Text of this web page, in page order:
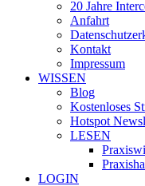
20 Jahre
Anfahrt
Kontakt
Impressum
WISSEN
Blog
Kostenloses
Hotspot
LESEN
LOGIN